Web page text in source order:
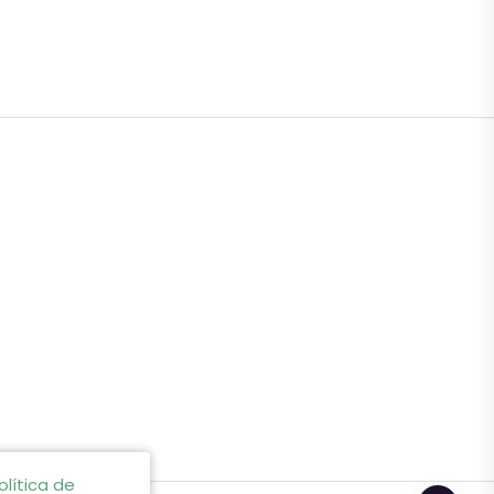
de